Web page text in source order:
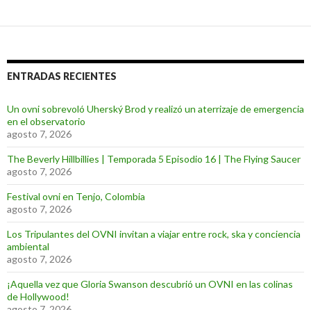
ENTRADAS RECIENTES
Un ovni sobrevoló Uherský Brod y realizó un aterrizaje de emergencia
en el observatorio
agosto 7, 2026
The Beverly Hillbillies | Temporada 5 Episodio 16 | The Flying Saucer
agosto 7, 2026
Festival ovni en Tenjo, Colombia
agosto 7, 2026
Los Tripulantes del OVNI invitan a viajar entre rock, ska y conciencia
ambiental
agosto 7, 2026
¡Aquella vez que Gloria Swanson descubrió un OVNI en las colinas
de Hollywood!